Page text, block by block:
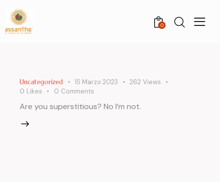
0
Uncategorized 15 Marzo 2023 262 Views
0 Likes 0 Comments
Are you superstitious? No I’m not.